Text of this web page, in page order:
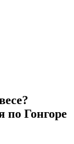
по Гонгоре